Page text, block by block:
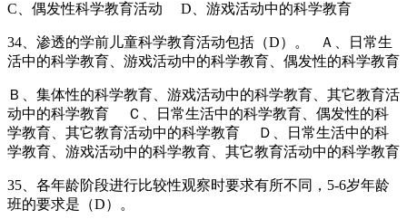
C、偶发性科学教育活动 D、游戏活动中的科学教育
34、渗透的学前儿童科学教育活动包括（D）。 Ａ、日常生
活中的科学教育、游戏活动中的科学教育、偶发性的科学教育
Ｂ、集体性的科学教育、游戏活动中的科学教育、其它教育活
动中的科学教育 Ｃ、日常生活中的科学教育、偶发性的科
学教育、其它教育活动中的科学教育 Ｄ、日常生活中的科
学教育、游戏活动中的科学教育、其它教育活动中的科学教育
35、各年龄阶段进行比较性观察时要求有所不同，5-6岁年龄
班的要求是（D）。